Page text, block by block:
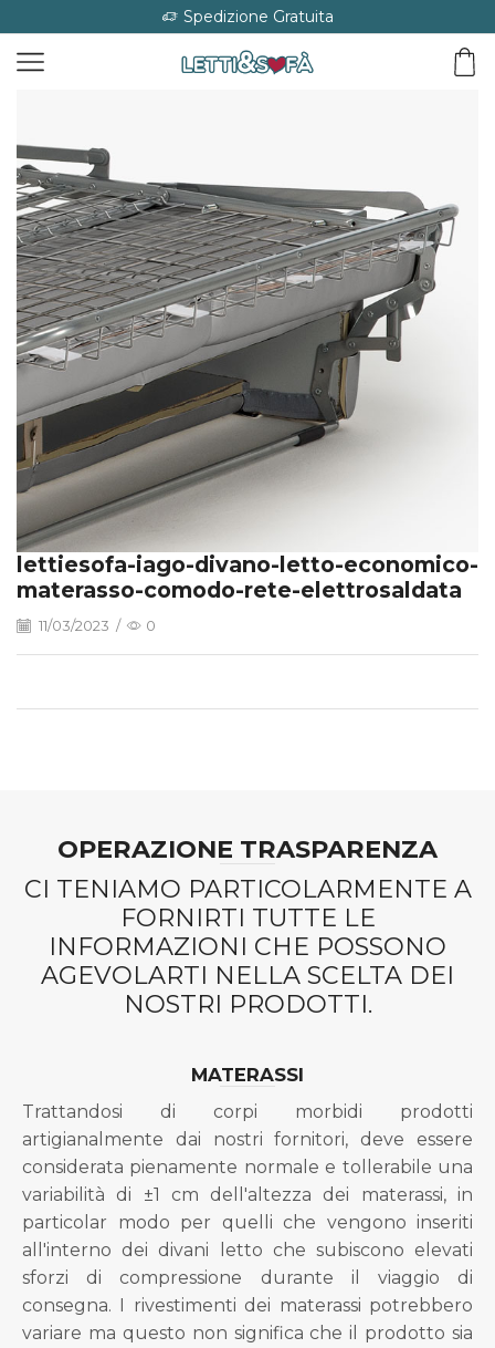
Spedizione Gratuita
lettiesofa-iago-divano-letto-economico-
materasso-comodo-rete-elettrosaldata
11/03/2023 / 0
OPERAZIONE TRASPARENZA
CI TENIAMO PARTICOLARMENTE A
FORNIRTI TUTTE LE
INFORMAZIONI CHE POSSONO
AGEVOLARTI NELLA SCELTA DEI
NOSTRI PRODOTTI.
MATERASSI
Trattandosi di corpi morbidi prodotti
artigianalmente dai nostri fornitori, deve essere
considerata pienamente normale e tollerabile una
variabilità di ±1 cm dell'altezza dei materassi, in
particolar modo per quelli che vengono inseriti
all'interno dei divani letto che subiscono elevati
sforzi di compressione durante il viaggio di
consegna. I rivestimenti dei materassi potrebbero
variare ma questo non significa che il prodotto sia